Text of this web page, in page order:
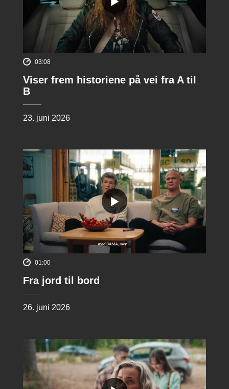
03:08
Viser frem historiene på vei fra A til
B
23. juni 2026
01:00
Fra jord til bord
26. juni 2026